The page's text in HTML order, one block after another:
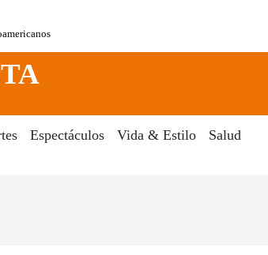
Espectáculos Vida & Estilo Salud